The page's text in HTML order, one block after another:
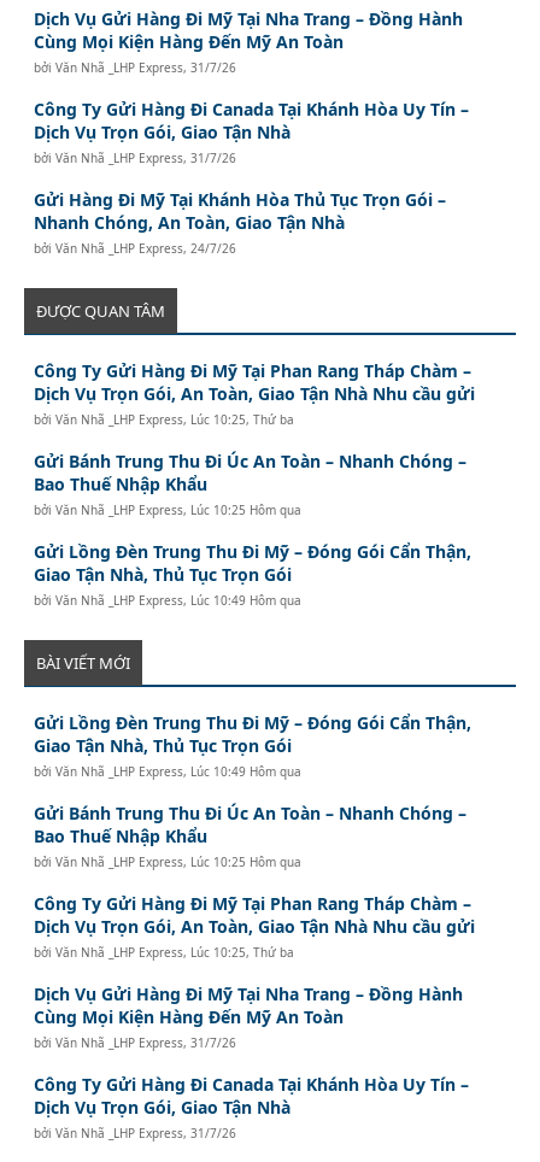
Dịch Vụ Gửi Hàng Đi Mỹ Tại Nha Trang – Đồng Hành
Cùng Mọi Kiện Hàng Đến Mỹ An Toàn
bởiVăn Nhã _LHP Express,31/7/26
Công Ty Gửi Hàng Đi Canada Tại Khánh Hòa Uy Tín –
Dịch Vụ Trọn Gói, Giao Tận Nhà
bởiVăn Nhã _LHP Express,31/7/26
Gửi Hàng Đi Mỹ Tại Khánh Hòa Thủ Tục Trọn Gói –
Nhanh Chóng, An Toàn, Giao Tận Nhà
bởiVăn Nhã _LHP Express, 24/7/26
ĐƯỢC QUAN TÂM
Công Ty Gửi Hàng Đi Mỹ Tại Phan Rang Tháp Chàm –
Dịch Vụ Trọn Gói, An Toàn, Giao Tận Nhà Nhu cầu gửi
bởiVăn Nhã _LHP Express, Lúc 10:25, Thứ ba
Gửi Bánh Trung Thu Đi Úc An Toàn – Nhanh Chóng –
Bao Thuế Nhập Khẩu
bởiVăn Nhã _LHP Express, Lúc 10:25 Hôm qua
Gửi Lồng Đèn Trung Thu Đi Mỹ – Đóng Gói Cẩn Thận,
Giao Tận Nhà, Thủ Tục Trọn Gói
bởiVăn Nhã _LHP Express, Lúc 10:49 Hôm qua
BÀI VIẾT MỚI
Gửi Lồng Đèn Trung Thu Đi Mỹ – Đóng Gói Cẩn Thận,
Giao Tận Nhà, Thủ Tục Trọn Gói
bởiVăn Nhã _LHP Express, Lúc 10:49 Hôm qua
Gửi Bánh Trung Thu Đi Úc An Toàn – Nhanh Chóng –
Bao Thuế Nhập Khẩu
bởiVăn Nhã _LHP Express, Lúc 10:25 Hôm qua
Công Ty Gửi Hàng Đi Mỹ Tại Phan Rang Tháp Chàm –
Dịch Vụ Trọn Gói, An Toàn, Giao Tận Nhà Nhu cầu gửi
bởiVăn Nhã _LHP Express, Lúc 10:25, Thứ ba
Dịch Vụ Gửi Hàng Đi Mỹ Tại Nha Trang – Đồng Hành
Cùng Mọi Kiện Hàng Đến Mỹ An Toàn
bởiVăn Nhã _LHP Express,31/7/26
Công Ty Gửi Hàng Đi Canada Tại Khánh Hòa Uy Tín –
Dịch Vụ Trọn Gói, Giao Tận Nhà
bởiVăn Nhã _LHP Express,31/7/26